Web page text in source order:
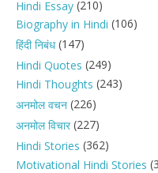
Hindi Essay (210)
Biography in Hindi (106)
हिंदी निबंध(147)
Hindi Quotes (249)
Hindi Thoughts (243)
अनमोल वचन (226)
अनमोल विचार(227)
Hindi Stories (362)
Motivational Hindi Stories